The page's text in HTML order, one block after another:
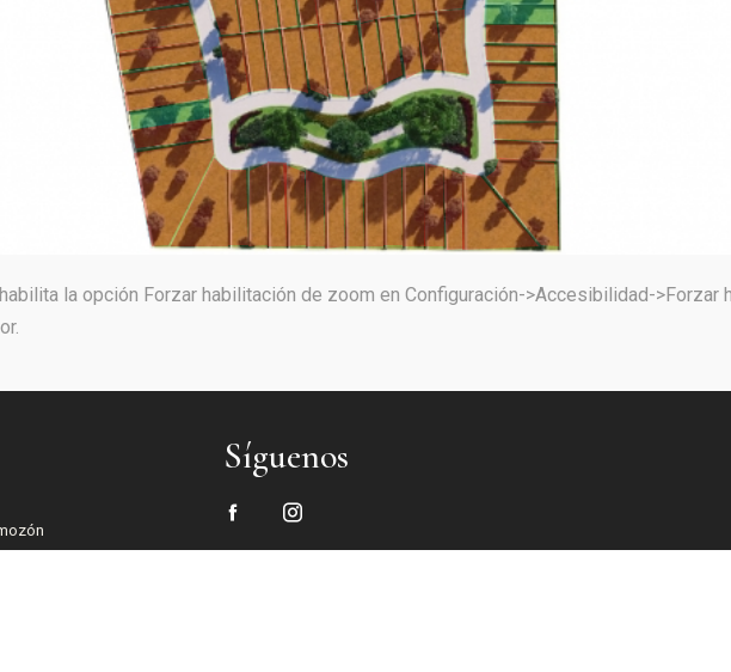
la opción Forzar habilitación de zoom en Configuración->Accesibilidad->Forzar
Síguenos